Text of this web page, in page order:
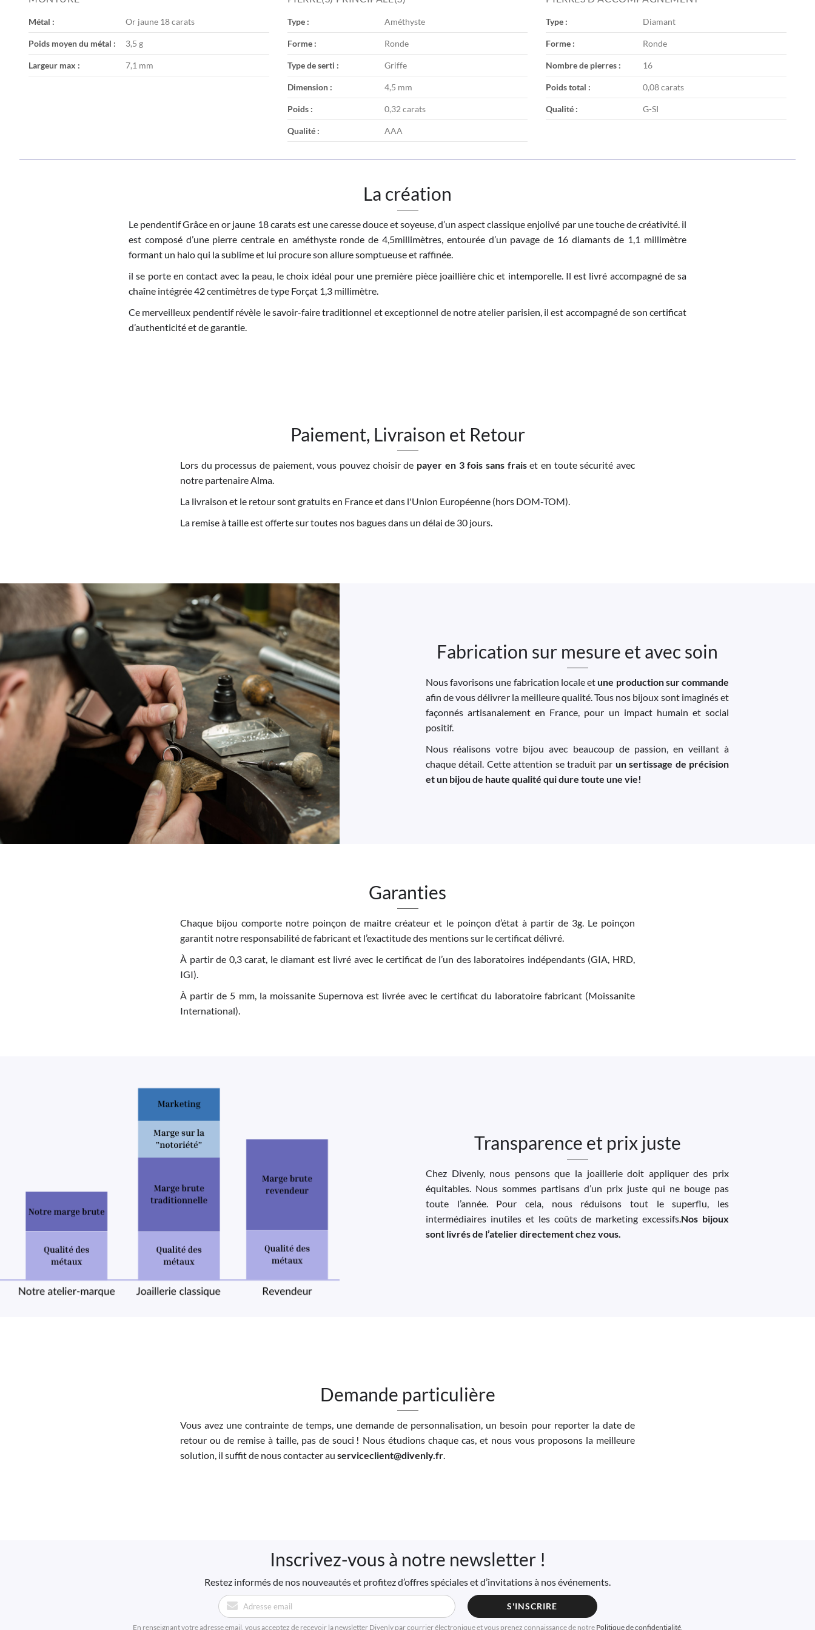
images
Métal : Or jaune 18 carats
Poids moyen du métal : 3,5 g
Largeur max : 7,1 mm
Type : Améthyste
Forme : Ronde
Type de serti : Griffe
Dimension : 4,5 mm
Poids : 0,32 carats
Qualité : AAA
Type : Diamant
Forme : Ronde
Nombre de pierres : 16
Poids total : 0,08 carats
Qualité : G-SI
La création
Le pendentif Grâce en or jaune 18 carats est une caresse douce et soyeuse, d’un aspect classique enjolivé par une touche de créativité. il
est composé d’une pierre centrale en améthyste ronde de 4,5millimètres, entourée d’un pavage de 16 diamants de 1,1 millimètre
formant un halo qui la sublime et lui procure son allure somptueuse et raffinée.
il se porte en contact avec la peau, le choix idéal pour une première pièce joaillière chic et intemporelle. Il est livré accompagné de sa
chaîne intégrée 42 centimètres de type Forçat 1,3 millimètre.
Ce merveilleux pendentif révèle le savoir-faire traditionnel et exceptionnel de notre atelier parisien, il est accompagné de son certificat
d’authenticité et de garantie.
Paiement, Livraison et Retour
Lors du processus de paiement, vous pouvez choisir de payer en 3 fois sans fraiset en toute sécurité avec
notre partenaire Alma.
La livraison et le retour sont gratuits en France et dans l'Union Européenne (hors DOM-TOM).
La remise à taille est offerte sur toutes nos bagues dans un délai de 30 jours.
Fabrication sur mesure et avec soin
Nous favorisons une fabrication locale etune production sur commande
afin de vous délivrer la meilleure qualité. Tous nos bijoux sont imaginés et
façonnés artisanalement en France, pour un impact humain et social
positif.
Nous réalisons votre bijou avec beaucoup de passion, en veillant à
chaque détail. Cette attention se traduit par un sertissage de précision
et un bijou de haute qualité qui dure toute une vie!
Garanties
Chaque bijou comporte notre poinçon de maitre créateur et le poinçon d’état à partir de 3g. Le poinçon
garantit notre responsabilité de fabricant et l’exactitude des mentions sur le certificat délivré.
À partir de 0,3 carat, le diamant est livré avec le certificat de l’un des laboratoires indépendants (GIA, HRD,
IGI).
À partir de 5 mm, la moissanite Supernova est livrée avec le certificat du laboratoire fabricant (Moissanite
International).
Transparence et prix juste
Chez Divenly, nous pensons que la joaillerie doit appliquer des prix
équitables. Nous sommes partisans d’un prix juste qui ne bouge pas
toute l’année. Pour cela, nous réduisons tout le superflu, les
intermédiaires inutiles et les coûts de marketing excessifs. Nos bijoux
sont livrés de l’atelier directement chez vous.
Demande particulière
Vous avez une contrainte de temps, une demande de personnalisation, un besoin pour reporter la date de
retour ou de remise à taille, pas de souci ! Nous étudions chaque cas, et nous vous proposons la meilleure
solution, il suffit de nous contacter au serviceclient@divenly.fr
Inscrivez-vous à notre newsletter !
Restez informés de nos nouveautés et profitez d’offres spéciales et d’invitations à nos événements.
S'INSCRIRE
En renseignant votre adresse email, vous acceptez de reçevoir la newsletter Divenly par courrier électronique et vous prenez connaissance de notre Politique de confidentialité.